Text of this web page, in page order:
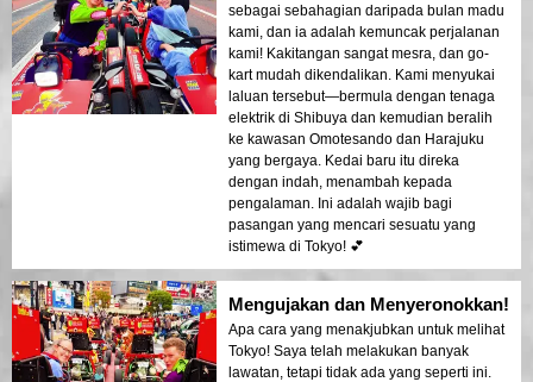
sebagai sebahagian daripada bulan madu
kami, dan ia adalah kemuncak perjalanan
kami! Kakitangan sangat mesra, dan go-
kart mudah dikendalikan. Kami menyukai
laluan tersebut—bermula dengan tenaga
elektrik di Shibuya dan kemudian beralih
ke kawasan Omotesando dan Harajuku
yang bergaya. Kedai baru itu direka
dengan indah, menambah kepada
pengalaman. Ini adalah wajib bagi
pasangan yang mencari sesuatu yang
istimewa di Tokyo! 💕
Mengujakan dan Menyeronokkan!
Apa cara yang menakjubkan untuk melihat
Tokyo! Saya telah melakukan banyak
lawatan, tetapi tidak ada yang seperti ini.